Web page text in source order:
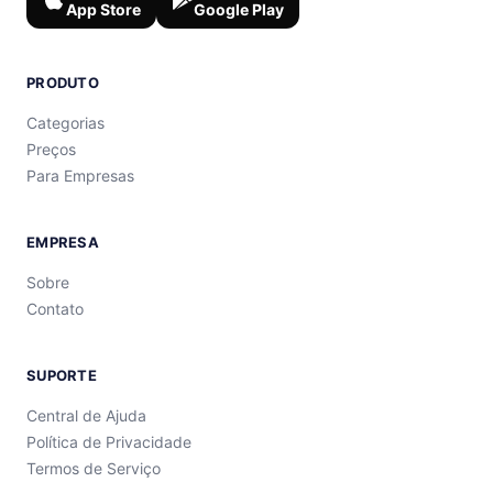
App Store Google Play
PRODUTO
Categorias
Preços
Para Empresas
EMPRESA
Sobre
Contato
SUPORTE
Central de Ajuda
Política de Privacidade
Termos de Serviço